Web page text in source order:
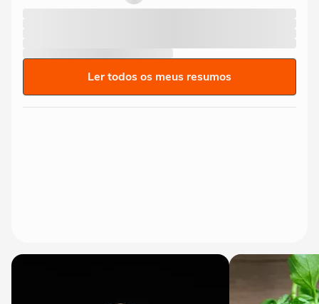
Ler todos os meus resumos